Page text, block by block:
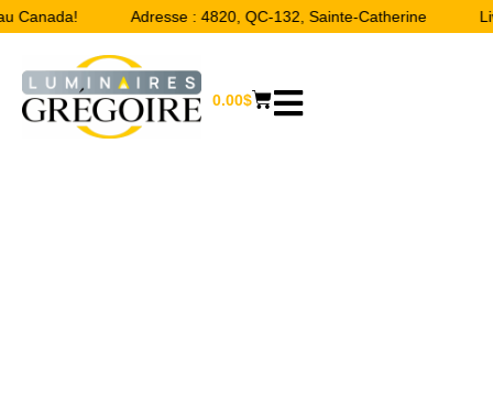
Canada! Adresse : 4820, QC-132, Sainte-Catherine
0.00$